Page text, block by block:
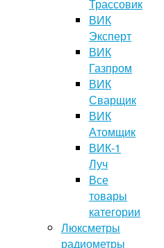
Трассовик
ВИК
Эксперт
ВИК
Газпром
ВИК
Сварщик
ВИК
Атомщик
ВИК-1
Луч
Все
товары
категории
Люксметры
радиометры